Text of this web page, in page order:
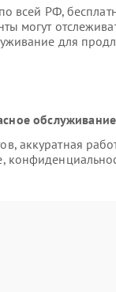
всей РФ,
могут
для
аккуратная